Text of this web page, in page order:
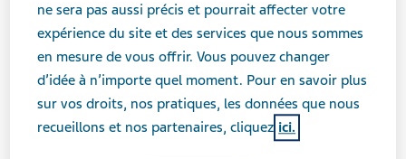
ne sera pas aussi précis et pourrait affecter votre
expérience du site et des services que nous sommes
en mesure de vous offrir. Vous pouvez changer
d’idée à n’importe quel moment. Pour en savoir plus
sur vos droits, nos pratiques, les données que nous
recueillons et nos partenaires, cliquez ici.